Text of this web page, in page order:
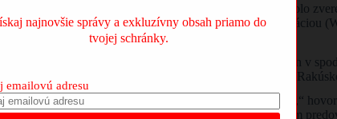
hodnotenia
, ktoré bolo
overené a Svetovou zdravotníckou organizáciou
100. V európskom porovnaní sa tak stabilne drží len v
dym z verejného priestoru a peňaženiek občanov,
nástroje, ako závislosť od nikotínu v populácii obmedziť,“
mohlo zaviesť do praxe hoci aj zajtra. Patria sem
najnovšie správy a exkluzívny obsah priamo do
tvojej schránky.
emailovú adresu